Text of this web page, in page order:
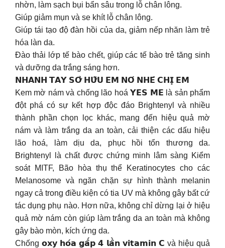
nhờn, làm sạch bụi bẩn sâu trong lỗ chân lông.
Giúp giảm mụn và se khít lỗ chân lông.
Giúp tái tạo độ đàn hồi của da, giảm nếp nhăn làm trẻ
hóa làn da.
Đào thải lớp tế bào chết, giúp các tế bào trẻ tăng sinh
và dưỡng da trắng sáng hơn.
𝗡𝗛𝗔𝗡𝗛 𝗧𝗔𝗬 𝗦𝗢̛̉ 𝗛𝗨̛̃𝗨 𝗘𝗠 𝗡𝗢́ 𝗡𝗛𝗘́ 𝗖𝗛𝗜̣ 𝗘𝗠
Kem mờ nám và chống lão hoá 𝗬𝗘𝗦 𝗠𝗘 là sản phẩm
đột phá có sự kết hợp độc đáo Brightenyl và nhiều
thành phần chọn lọc khác, mang đến hiệu quả mờ
nám và làm trắng da an toàn, cải thiện các dấu hiệu
lão hoá, làm dịu da, phục hồi tổn thương da.
Brightenyl là chất được chứng minh lâm sàng Kiểm
soát MITF, Bão hòa thụ thể Keratinocytes cho các
Melanosome và ngăn chặn sự hình thành melanin
ngay cả trong điều kiện có tia UV mà không gây bất cứ
tác dụng phụ nào. Hơn nữa, không chỉ dừng lại ở hiệu
quả mờ nám còn giúp làm trắng da an toàn mà không
gây bào mòn, kích ứng da.
Chống 𝗼𝘅𝘆 𝗵𝗼́𝗮 𝗴𝗮̂́𝗽 𝟰 𝗹𝗮̂̀𝗻 𝘃𝗶𝘁𝗮𝗺𝗶𝗻 𝗖 và hiệu quả